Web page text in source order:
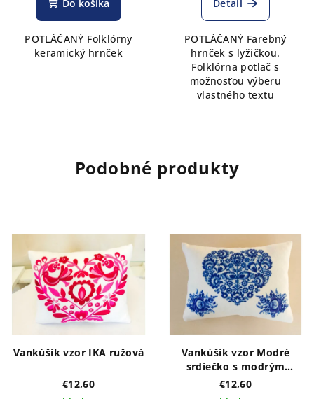
Do košíka
POTLÁČANÝ Folklórny
keramický hrnček
Detail
POTLÁČANÝ Farebný
hrnček s lyžičkou.
Folklórna potlač s
možnosťou výberu
vlastného textu
Podobné produkty
Vankúšik vzor IKA ružová
€12,60
Vankúšik vzor Modré
srdiečko s modrým
kvietkom
€12,60